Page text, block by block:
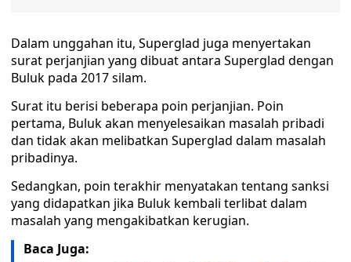
Dalam unggahan itu, Superglad juga menyertakan
surat perjanjian yang dibuat antara Superglad dengan
Buluk pada 2017 silam.
Surat itu berisi beberapa poin perjanjian. Poin
pertama, Buluk akan menyelesaikan masalah pribadi
dan tidak akan melibatkan Superglad dalam masalah
pribadinya.
Sedangkan, poin terakhir menyatakan tentang sanksi
yang didapatkan jika Buluk kembali terlibat dalam
masalah yang mengakibatkan kerugian.
Baca Juga: